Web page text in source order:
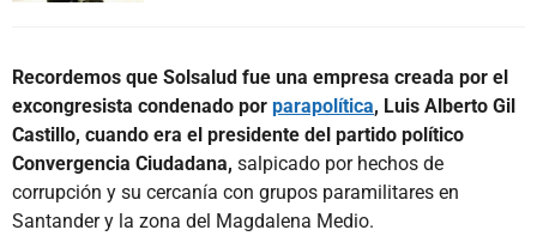
Recordemos que Solsalud fue una empresa creada por el
excongresista condenado por parapolítica, Luis Alberto Gil
Castillo, cuando era el presidente del partido político
Convergencia Ciudadana, salpicado por hechos de
corrupción y su cercanía con grupos paramilitares en
Santander y la zona del Magdalena Medio.